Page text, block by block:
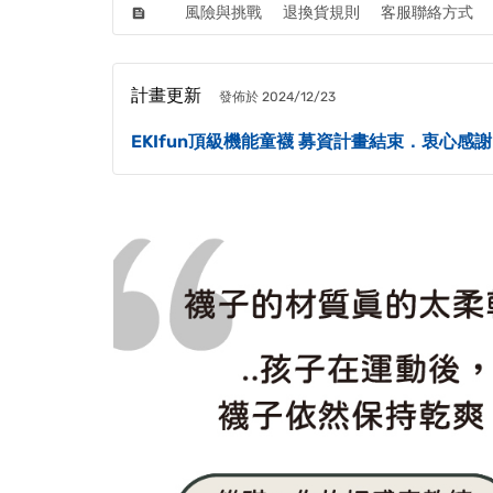
feed 風險與挑戰 退換貨規則 客服聯絡方式
計畫更新 發佈於 2024/12/23
EKIfun頂級機能童襪 募資計畫結束．衷心感謝